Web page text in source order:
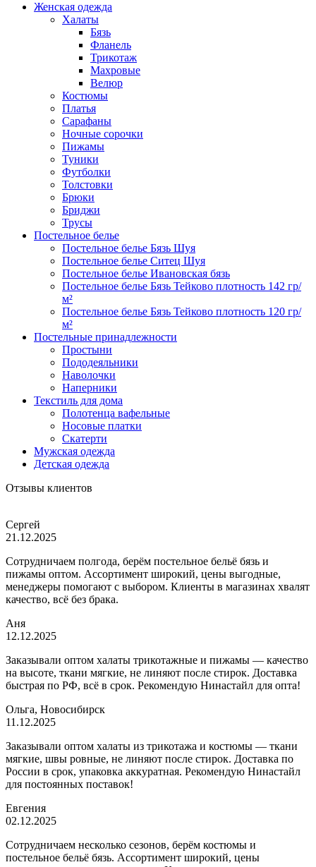
Женская одежда
Халаты
Бязь
Фланель
Трикотаж
Махровые
Велюр
Костюмы
Платья
Сарафаны
Ночные сорочки
Пижамы
Туники
Футболки
Толстовки
Брюки
Бриджи
Трусы
Постельное белье
Постельное белье Бязь Шуя
Постельное белье Ситец Шуя
Постельное белье Ивановская бязь
Постельное белье Бязь Тейково плотность 142 гр/
м²
Постельное белье Бязь Тейково плотность 120 гр/
м²
Постельные принадлежности
Простыни
Пододеяльники
Наволочки
Наперники
Текстиль для дома
Полотенца вафельные
Носовые платки
Скатерти
Мужская одежда
Детская одежда
Отзывы клиентов
Сергей
21.12.2025
Сотрудничаем полгода, берём постельное бельё бязь и
пижамы оптом. Ассортимент широкий, цены выгодные,
менеджеры помогают с выбором. Клиенты в магазинах хвалят
качество, всё без брака.
Аня
12.12.2025
Заказывали оптом халаты трикотажные и пижамы — качество
на высоте, ткани мягкие, не линяют после стирок. Доставка
быстрая по РФ, всё в срок. Рекомендую Нинастайл для опта!
Ольга, Новосибирск
11.12.2025
Заказывали оптом халаты из трикотажа и костюмы — ткани
мягкие, швы ровные, не линяют после стирок. Доставка по
России в срок, упаковка аккуратная. Рекомендую Нинастайл
для постоянных поставок!
Евгения
02.12.2025
Сотрудничаем несколько сезонов, берём костюмы и
постельное бельё бязь. Ассортимент широкий, цены